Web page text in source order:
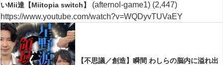
いMii達【Miitopia switch】
(afternol-game1) (2,447)
https://www.youtube.com/watch?v=WQDyvTUVaEY
【不思議／創造】瞬間 わしらの脳内に溢れ出